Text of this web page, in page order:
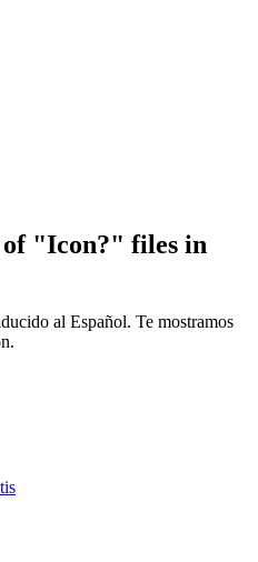
of "Icon?" files in
al Español. Te mostramos